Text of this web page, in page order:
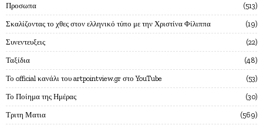
Προσωπα 513
Σκαλίζοντας το χθες στον ελληνικό τύπο με την Χριστίνα Φίλιππα 19
Συνεντευξεις 22
Ταξίδια 48
Το official κανάλι του artpointview.gr στο YouTube 53
Το Ποίημα της Ημέρας 30
Τριτη Ματια 569